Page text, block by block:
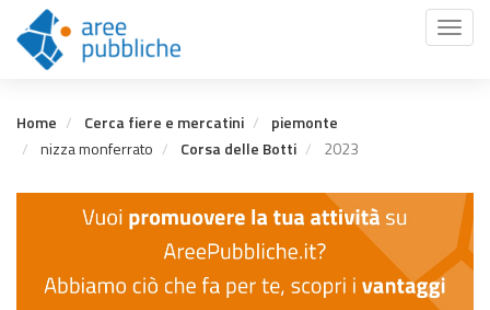
contenuto
principale
Toggle
Home Cerca fiere e mercatini
piemonte
nizza monferrato
Corsa delle Botti 2023